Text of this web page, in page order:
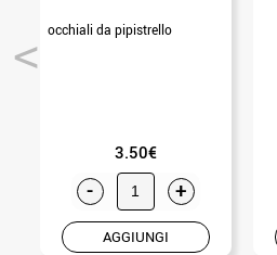
occhiali da pipistrello
3.50€
- +
AGGIUNGI